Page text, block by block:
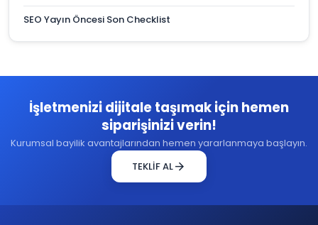
SEO Yayın Öncesi Son Checklist
İşletmenizi dijitale taşımak için hemen
siparişinizi verin!
Kurumsal bayilik avantajlarından hemen yararlanmaya başlayın.
TEKLİF ALarrow_forward